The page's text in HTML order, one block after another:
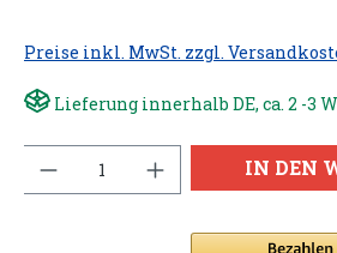
Preise inkl. MwSt. zzgl.
Lieferung innerhalb DE, ca. 2 -3
IN DEN